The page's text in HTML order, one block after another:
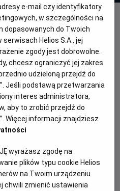
UEFA: Crystal
Donieck
Kraj
i
rok
produkcji
Polska
e-mail czy identyfikatory
w szczególności na
dopasowanych do Twoich
Helios S.A., jej
zgody jest dobrowolne.
chcesz ograniczyć jej zakres
udzieloną przejdź do
Jeśli podstawą przetwarzania
interes administratora,
aby to zrobić przejdź do
Więcej informacji znajdziesz
wyrażasz zgodę na
plików typu cookie Helios
na Twoim urządzeniu
chwili zmienić ustawienia